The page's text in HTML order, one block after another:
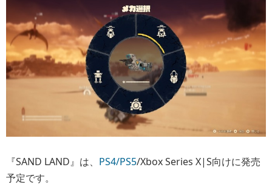
『SAND LAND』は、 PS4/PS5/Xbox Series X|S向けに発売
予定です。